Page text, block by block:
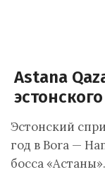
Astana
Эстонский
год в Bora —
босса